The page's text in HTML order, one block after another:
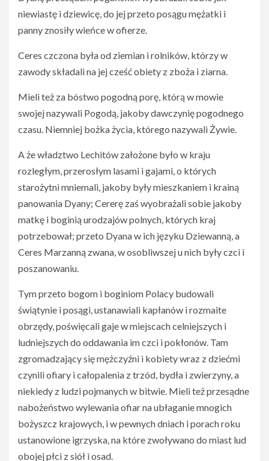
niewiastę i dziewicę, do jej przeto posągu mężatki i
panny znosiły wieńce w ofierze.
Ceres czczona była od ziemian i rolników, którzy w
zawody składali na jej cześć obiety z zboża i ziarna.
Mieli też za bóstwo pogodną porę, którą w mowie
swojej nazywali Pogodą, jakoby dawczynię pogodnego
czasu. Niemniej bożka życia, którego nazywali Żywie.
A że władztwo Lechitów założone było w kraju
rozległym, przerosłym lasami i gajami, o których
starożytni mniemali, jakoby były mieszkaniem i krainą
panowania Dyany; Cererę zaś wyobrażali sobie jakoby
matkę i boginią urodzajów polnych, których kraj
potrzebował; przeto Dyana w ich języku Dziewanną, a
Ceres Marzanną zwana, w osobliwszej u nich były czci i
poszanowaniu.
Tym przeto bogom i boginiom Polacy budowali
świątynie i posągi, ustanawiali kapłanów i rozmaite
obrzędy, poświęcali gaje w miejscach celniejszych i
ludniejszych do oddawania im czci i pokłonów. Tam
zgromadzający się mężczyźni i kobiety wraz z dziećmi
czynili ofiary i całopalenia z trzód, bydła i zwierzyny, a
niekiedy z ludzi pojmanych w bitwie. Mieli też przesądne
nabożeństwo wylewania ofiar na ubłaganie mnogich
bożyszcz krajowych, i w pewnych dniach i porach roku
ustanowione igrzyska, na które zwoływano do miast lud
obojej płci z siół i osad.